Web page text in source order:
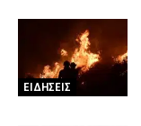
ΕΙΔΗΣΕΙΣ